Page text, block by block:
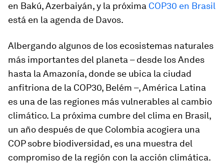
en Bakú, Azerbaiyán, y la próxima COP30 en Brasil
está en la agenda de Davos.
Albergando algunos de los ecosistemas naturales
más importantes del planeta – desde los Andes
hasta la Amazonía, donde se ubica la ciudad
anfitriona de la COP30, Belém –, América Latina
es una de las regiones más vulnerables al cambio
climático. La próxima cumbre del clima en Brasil,
un año después de que Colombia acogiera una
COP sobre biodiversidad, es una muestra del
compromiso de la región con la acción climática.